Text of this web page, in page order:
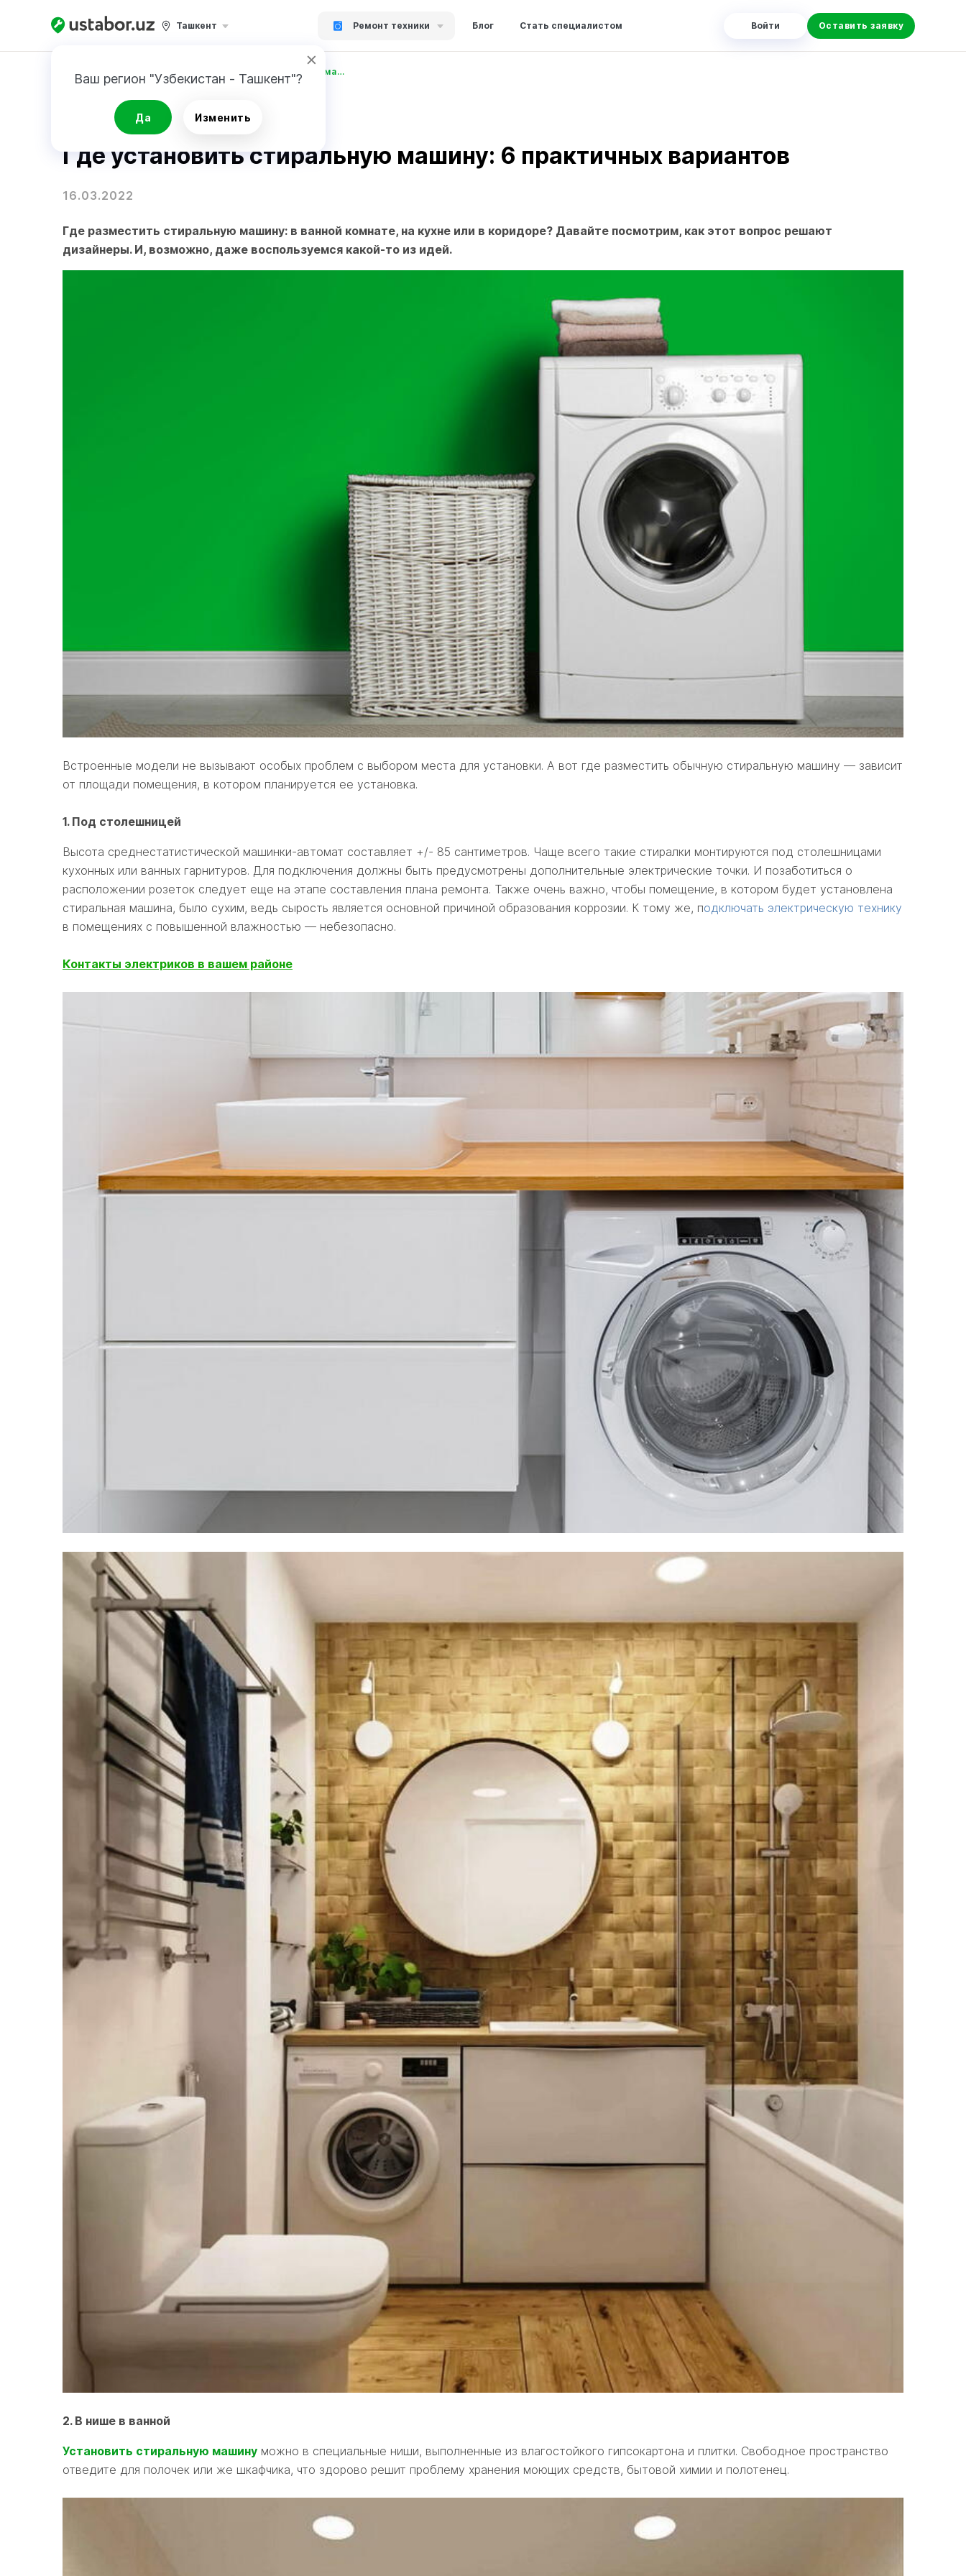
Ташкент Ремонт техники Блог Стать специалистом Войти Оставить заявку
Ваш регион "Узбекистан - Ташкент"?
Да Изменить
Главная Блог Где установить стиральную машину: 6 практичных вариантов
Рекомендации
Где установить стиральную машину: 6 практичных вариантов
16.03.2022
Где разместить стиральную машину: в ванной комнате, на кухне или в коридоре? Давайте посмотрим, как этот вопрос решают
дизайнеры. И, возможно, даже воспользуемся какой-то из идей.
Встроенные модели не вызывают особых проблем с выбором места для установки. А вот где разместить обычную стиральную машину — зависит
от площади помещения, в котором планируется ее установка.
1. Под столешницей
Высота среднестатистической машинки-автомат составляет +/- 85 сантиметров. Чаще всего такие стиралки монтируются под столешницами
кухонных или ванных гарнитуров. Для подключения должны быть предусмотрены дополнительные электрические точки. И позаботиться о
расположении розеток следует еще на этапе составления плана ремонта. Также очень важно, чтобы помещение, в котором будет установлена
стиральная машина, было сухим, ведь сырость является основной причиной образования коррозии. К тому же, подключать электрическую технику
в помещениях с повышенной влажностью — небезопасно.
Контакты электриков в вашем районе
2. В нише в ванной
Установить стиральную машину можно в специальные ниши, выполненные из влагостойкого гипсокартона и плитки. Свободное пространство
отведите для полочек или же шкафчика, что здорово решит проблему хранения моющих средств, бытовой химии и полотенец.